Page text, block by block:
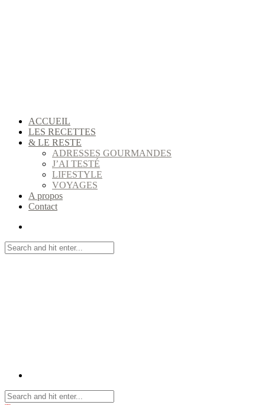
ACCUEIL
LES RECETTES
& LE RESTE
ADRESSES GOURMANDES
J’AI TESTÉ
LIFESTYLE
VOYAGES
A propos
Contact